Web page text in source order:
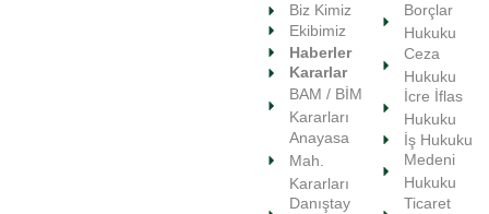
Biz Kimiz
Ekibimiz
Haberler
Kararlar
BAM / BİM
Kararları
Anayasa
Mah.
Kararları
Danıştay
Borçlar
Hukuku
Ceza
Hukuku
İcre İflas
Hukuku
İş Hukuku
Medeni
Hukuku
Ticaret